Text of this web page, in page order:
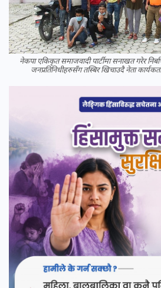
नेकपा एकिकृत समाजवादी पार्टीमा सनाखत गरेर
जनप्रतिनिधीहरुसँग तस्बिर खिचाउदै नेता